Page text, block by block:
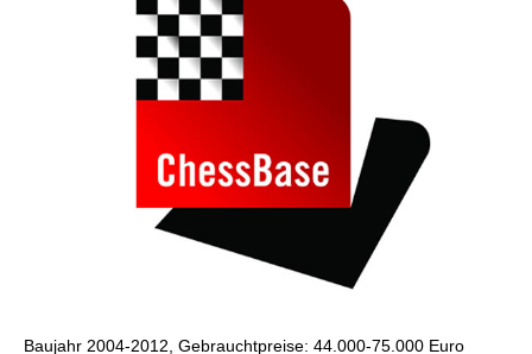
Baujahr 2004-2012, Gebrauchtpreise: 44.000-75.000 Euro